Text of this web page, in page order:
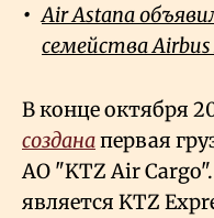
Air Astana
семейства Airbus
В конце октября
созданапервая
АО "KTZ Air
является KTZ